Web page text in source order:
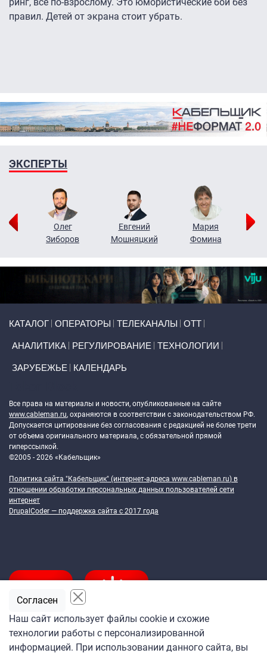
ринг, все по-взрослому. Это юмористические бои без
правил. Детей от экрана стоит убрать.
ЭКСПЕРТЫ
Олег
Зиборов
Евгений
Мошняцкий
Мария
Фомина
КАТАЛОГ ОПЕРАТОРЫ ТЕЛЕКАНАЛЫ ОТТ
АНАЛИТИКА РЕГУЛИРОВАНИЕ ТЕХНОЛОГИИ
ЗАРУБЕЖЬЕ КАЛЕНДАРЬ
Все права на материалы и новости, опубликованные на сайте
www.cableman.ru, охраняются в соответствии с законодательством РФ.
Допускается цитирование без согласования с редакцией не более трети
от объема оригинального материала, с обязательной прямой
гиперссылкой.
©2005 - 2026 «Кабельщик»
Политика сайта "Кабельщик" (интернет-адреса www.cableman.ru) в
отношении обработки персональных данных пользователей сети
интернет
DrupalCoder — поддержка сайта c 2017 года
Подпишитесь
Наш сайт использует файлы cookie и схожие
технологии работы с персонализированной
информацией. При использовании данного сайта, вы
Согласен